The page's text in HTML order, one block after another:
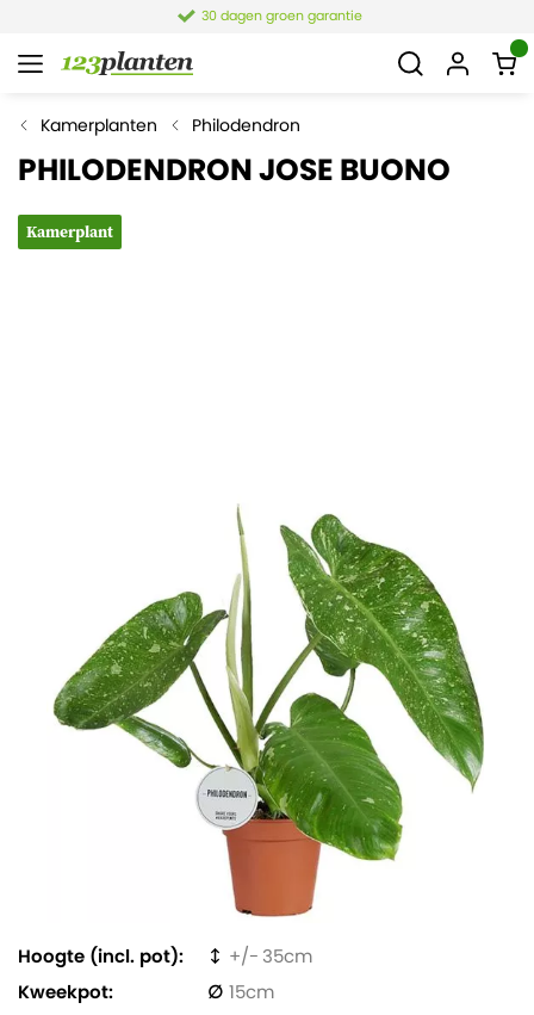
Kamerplanten Philodendron
PHILODENDRON JOSE BUONO
Kamerplant
Hoogte (incl. pot)
35
Kweekpot
15